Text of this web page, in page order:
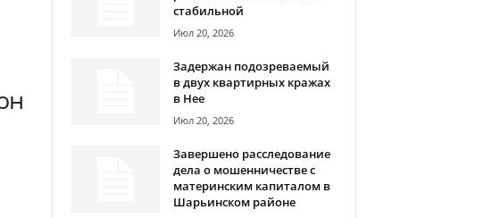
стабильной
Июл 20, 2026
Задержан подозреваемый
в двух квартирных кражах
в Нее
Июл 20, 2026
Завершено расследование
дела о мошенничестве с
материнским капиталом в
Шарьинском районе